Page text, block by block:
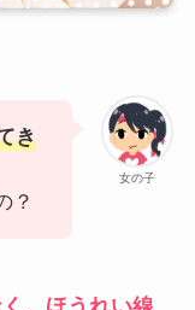
女の子
き
？